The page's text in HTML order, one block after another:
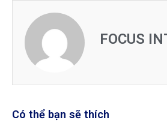
FOCUS
Có thể bạn sẽ thích